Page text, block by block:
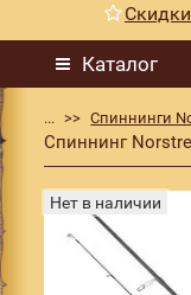
Скидки
Каталог
... Спиннинги
Спиннинг
Нет в наличии